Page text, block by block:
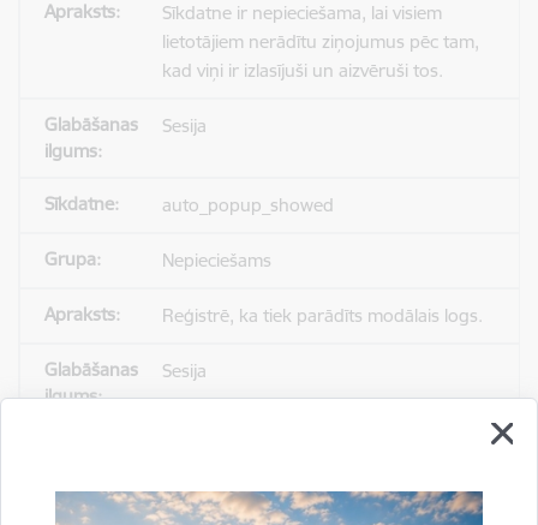
Sīkdatne ir nepieciešama, lai visiem
lietotājiem nerādītu ziņojumus pēc tam,
kad viņi ir izlasījuši un aizvēruši tos.
Sesija
auto_popup_showed
Nepieciešams
Reģistrē, ka tiek parādīts modālais logs.
Sesija
Statistikas sīkdatnes (nepieciešamas, lai